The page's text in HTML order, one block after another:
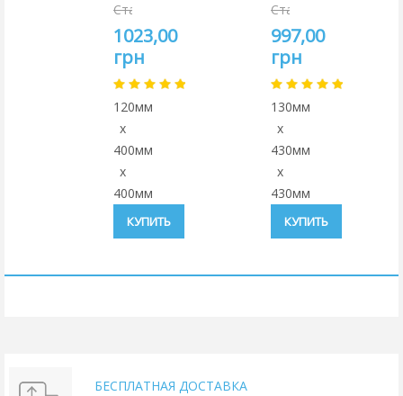
Старая
цена:
1077,00
грн
1023,00
грн
120мм
x
400мм
x
400мм
КУПИТЬ
Старая
цена:
1049,00
грн
997,00
грн
130мм
x
430мм
x
430мм
КУПИТЬ
БЕСПЛАТНАЯ ДОСТАВКА